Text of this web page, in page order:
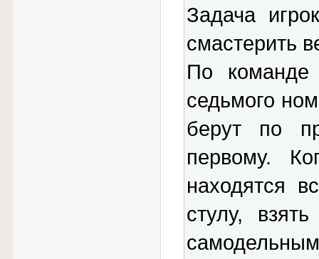
Задача
смастерить
По команде
седьмого
берут по
первому.
находятся
стулу,